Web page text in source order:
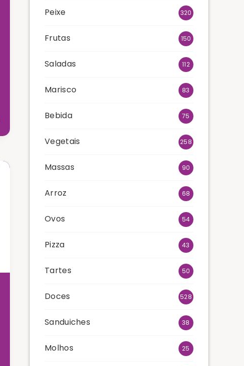
Peixe 320
Frutas 150
Saladas 112
Marisco 83
Bebida 75
Vegetais 258
Massas 90
Arroz 68
Ovos 54
Pizza 43
Tartes 50
Doces 528
Sanduiches 38
Molhos 25